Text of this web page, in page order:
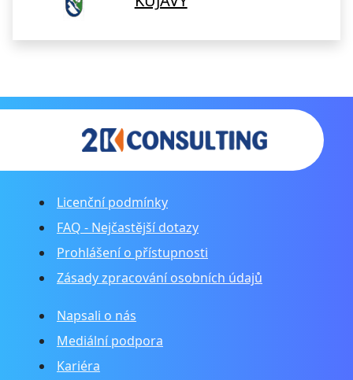
Licenční podmínky
FAQ - Nejčastější dotazy
Prohlášení o přístupnosti
Zásady zpracování osobních údajů
Napsali o nás
Mediální podpora
Kariéra